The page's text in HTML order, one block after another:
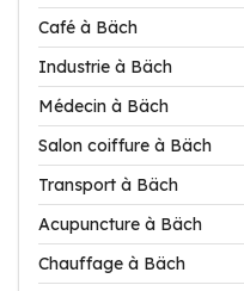
Café à Bäch
Industrie à Bäch
Médecin à Bäch
Salon coiffure à Bäch
Transport à Bäch
Acupuncture à Bäch
Chauffage à Bäch